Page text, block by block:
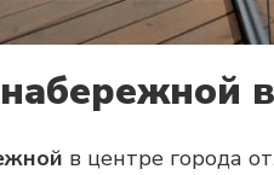
в центре города